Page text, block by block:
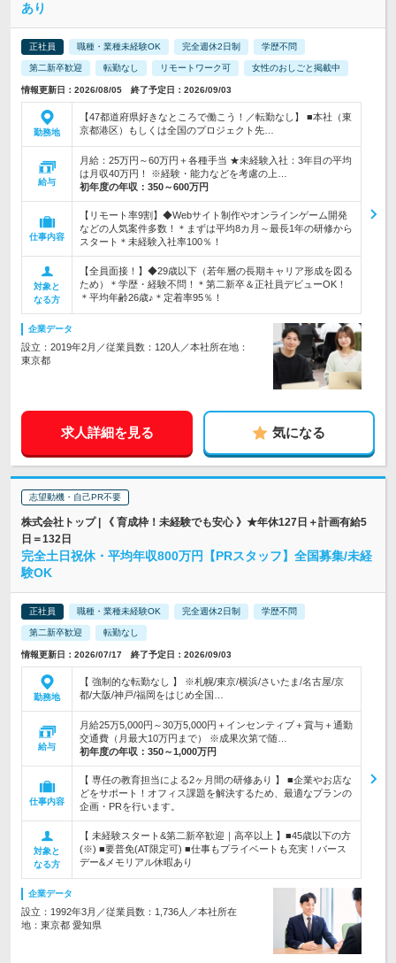
あり
正社員 職種・業種未経験OK 完全週休2日制 学歴不問
第二新卒歓迎 転勤なし リモートワーク可 女性のおしごと掲載中
情報更新日：2026/08/05 終了予定日：2026/09/03
勤務地
【47都道府県好きなところで働こう！／転勤なし】 ■本社（東
京都港区）もしくは全国のプロジェクト先…
給与
月給：25万円～60万円＋各種手当 ★未経験入社：3年目の平均
は月収40万円！ ※経験・能力などを考慮の上…
初年度の年収： 350～600万円
仕事内容
【リモート率9割】◆Webサイト制作やオンラインゲーム開発
などの人気案件多数！＊まずは平均8カ月～最長1年の研修から
スタート＊未経験入社率100％！
対象と
なる方
【全員面接！】◆29歳以下（若年層の長期キャリア形成を図る
ため）＊学歴・経験不問！＊第二新卒＆正社員デビューOK！
＊平均年齢26歳♪＊定着率95％！
企業データ
設立：2019年2月／従業員数：120人／本社所在地：
東京都
求人詳細を見る 気になる
志望動機・自己PR不要
株式会社トップ | 《 育成枠！未経験でも安心 》★年休127日＋計画有給5
日＝132日
完全土日祝休・平均年収800万円【PRスタッフ】全国募集/未経
験OK
正社員 職種・業種未経験OK 完全週休2日制 学歴不問
第二新卒歓迎 転勤なし
情報更新日：2026/07/17 終了予定日：2026/09/03
勤務地
【 強制的な転勤なし 】 ※札幌/東京/横浜/さいたま/名古屋/京
都/大阪/神戸/福岡をはじめ全国…
給与
月給25万5,000円～30万5,000円＋インセンティブ＋賞与＋通勤
交通費（月最大10万円まで） ※成果次第で随…
初年度の年収： 350～1,000万円
仕事内容
【 専任の教育担当による2ヶ月間の研修あり 】 ■企業やお店な
どをサポート！オフィス課題を解決するため、最適なプランの
企画・PRを行います。
対象と
なる方
【 未経験スタート&第二新卒歓迎｜高卒以上 】■45歳以下の方
(※) ■要普免(AT限定可) ■仕事もプライベートも充実！バース
デー&メモリアル休暇あり
企業データ
設立：1992年3月／従業員数：1,736人／本社所在
地：東京都 愛知県